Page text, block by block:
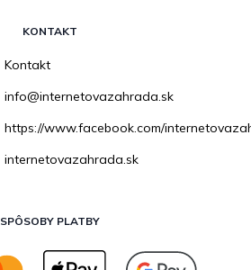
KONTAKT
Kontakt
info@internetovazahrada.sk
https://www.facebook.com/
internetovazahrada.sk
SPÔSOBY PLATBY